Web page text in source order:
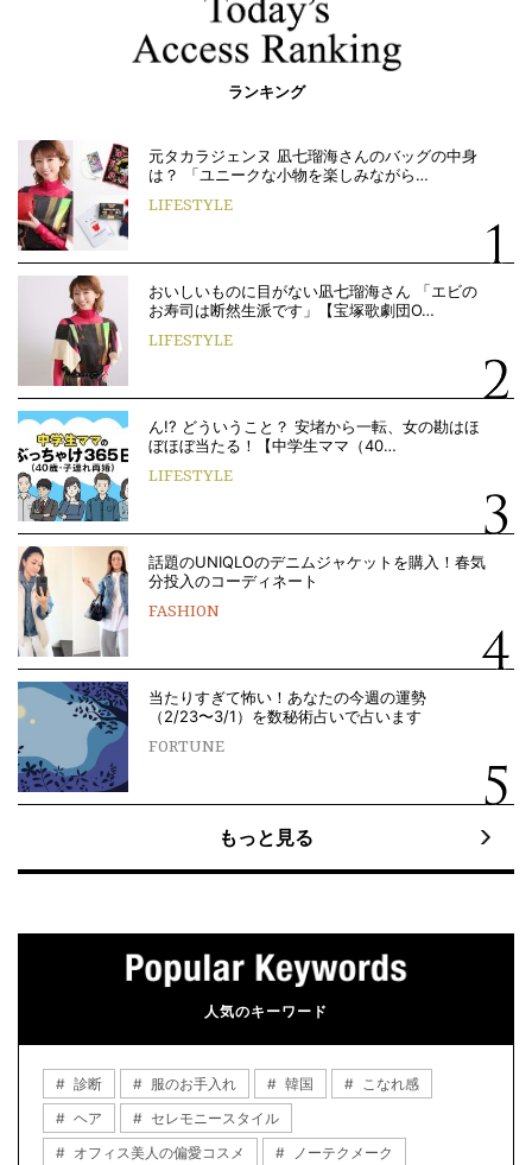
ランキング
元タカラジェンヌ 凪七瑠海さんのバッグの中身
は？ 「ユニークな小物を楽しみながら…
LIFESTYLE
おいしいものに目がない凪七瑠海さん 「エビの
お寿司は断然生派です」【宝塚歌劇団O…
LIFESTYLE
ん!? どういうこと？ 安堵から一転、女の勘はほ
ぼほぼ当たる！【中学生ママ（40…
LIFESTYLE
話題のUNIQLOのデニムジャケットを購入！春気
分投入のコーディネート
FASHION
当たりすぎて怖い！あなたの今週の運勢
（2/23〜3/1）を数秘術占いで占います
FORTUNE
もっと見る
人気のキーワード
診断 服のお手入れ 韓国
こなれ感
ヘア
セレモニースタイル
オフィス美人の偏愛コスメ
ノーテクメーク